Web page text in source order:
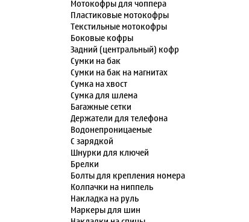
Мотокофры для чоппера
Пластиковые мотокофры
Текстильные мотокофры
Боковые кофры
Задний (центральный) кофр
Сумки на бак
Сумки на бак на магнитах
Сумка на хвост
Сумка для шлема
Багажные сетки
Держатели для телефона
Водонепроницаемые
С зарядкой
Шнурки для ключей
Брелки
Болты для крепления номера
Колпачки на ниппель
Накладка на руль
Маркеры для шин